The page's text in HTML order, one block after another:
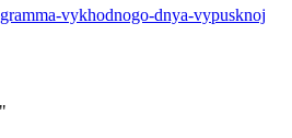
vykhodnogo-dnya-vypusknoj